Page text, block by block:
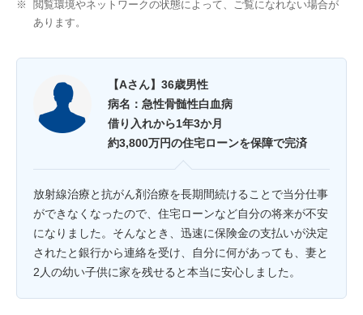
※
閲覧環境やネットワークの状態によって、ご覧になれない場合が
あります。
【Aさん】36歳男性
病名：急性骨髄性白血病
借り入れから1年3か月
約3,800万円の住宅ローンを保障で完済
放射線治療と抗がん剤治療を長期間続けることで当分仕事
ができなくなったので、住宅ローンなど自分の将来が不安
になりました。そんなとき、迅速に保険金の支払いが決定
されたと銀行から連絡を受け、自分に何があっても、妻と
2人の幼い子供に家を残せると本当に安心しました。